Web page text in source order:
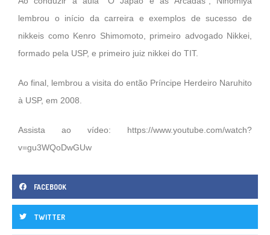
lembrou o início da carreira e exemplos de sucesso de
nikkeis como Kenro Shimomoto, primeiro advogado Nikkei,
formado pela USP, e primeiro juiz nikkei do TIT.
Ao final, lembrou a visita do então Príncipe Herdeiro Naruhito
à USP, em 2008.
Assista ao vídeo: https://www.youtube.com/watch?
v=gu3WQoDwGUw
FACEBOOK
TWITTER